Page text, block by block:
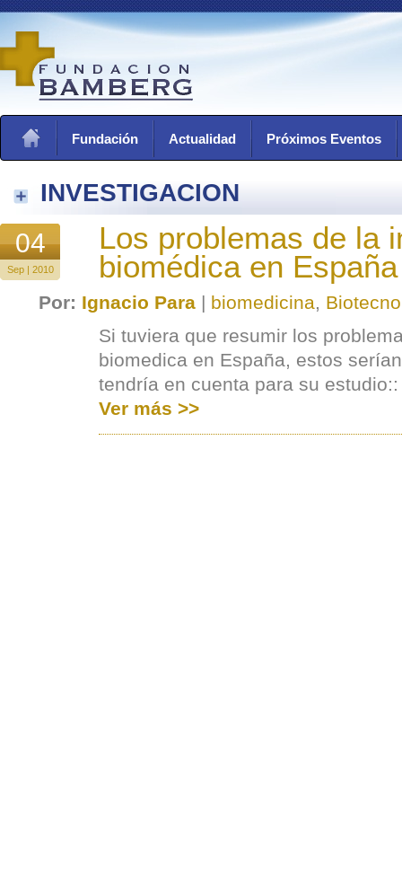
Fundación Actualidad Próximos Eventos
INVESTIGACION
04
Sep | 2010
Los problemas de la
biomédica en España
Por: Ignacio Para | biomedicina,
Si tuviera que resumir los
biomedica en España, estos
tendría en cuenta para su estudio::
Ver más >>